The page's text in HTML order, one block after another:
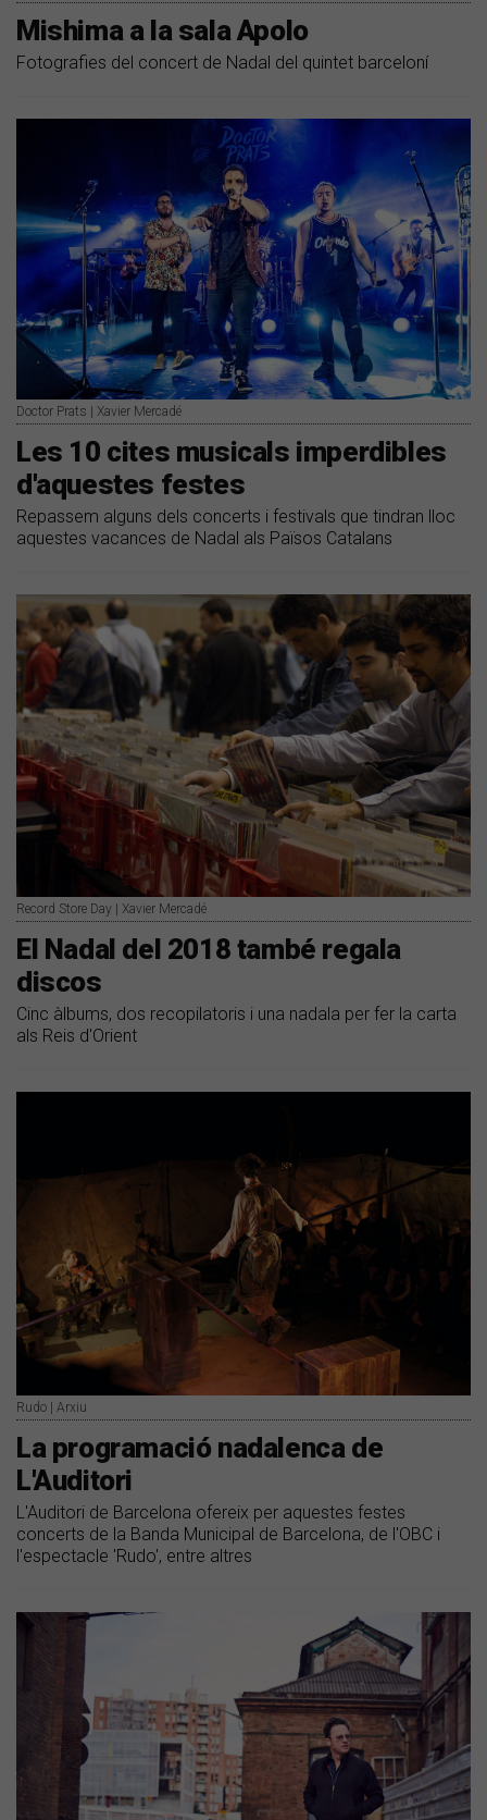
Mishima a la sala Apolo
Fotografies del concert de Nadal del quintet barceloní
Doctor Prats | Xavier Mercadé
Les 10 cites musicals imperdibles
d'aquestes festes
Repassem alguns dels concerts i festivals que tindran lloc
aquestes vacances de Nadal als Països Catalans
Record Store Day | Xavier Mercadé
El Nadal del 2018 també regala
discos
Cinc àlbums, dos recopilatoris i una nadala per fer la carta
als Reis d'Orient
Rudo | Arxiu
La programació nadalenca de
L'Auditori
L'Auditori de Barcelona ofereix per aquestes festes
concerts de la Banda Municipal de Barcelona, de l'OBC i
l'espectacle 'Rudo', entre altres